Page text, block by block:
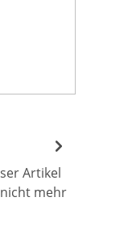
Artikel
mehr